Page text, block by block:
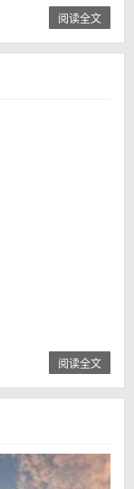
阅读全文
阅读全文